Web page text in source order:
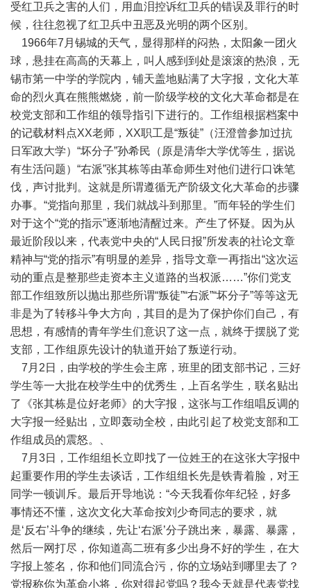
受红卫兵之害的人们，用血泪控诉红卫兵的错误及罪行的时
候，往往忽视了红卫兵中丑恶及光明的两个区别。
1966年7月锡城的天气，显得那样的闷热，太阳象一团火
球，悬挂在高高的天幕上，叫人感到到处是滚滚的热浪，无
锡市第一中学的学院内，铺天盖地贴满了大字报，文化大革
命的烈火真在熊熊燃烧，前一阶级学校的文化大革命都是在
校党支部和工作组的领导指引下进行的。工作组根据档案中
的记载材料点XX老师，XX职工是“叛徒”（汪澄曾参加过抗
日军政大学）“坏分子”孙希民（原是清华大学优等生，据说
有生活问题）“右派”张其栋等由革命师生对他们进行口诛笔
伐，声讨批判。这就是所谓遵循无产阶级文化大革命的步骤
办事。“党指向那里，我们就战斗到那里。”而年轻的学生们
对于这个“党的指示”逐渐地清醒过来。产生了怀疑。因为从
最近阶段以来，代表党中央的“人民日报”所发表的社论文章
精神与“党的指示”有明显的差异，指导文章一再指出“这次运
动的重点是整那些走资本主义道路的当权派……”你们党支
部工作组致所以抛出那些所谓“叛徒”“右派”“坏分子”等等这无
非是为了转移斗争大方向，其目的是为了保护你们自己，有
思想，有感情的青年学生们意识了这一点，就终于摆脱了党
支部，工作组原先设计的轨道开始了叛逆行动。
7月2日，由学校的学生会主席，班里的团支部书记，三好
学生等一大批在校学生中的优秀生，上百名学生，联名贴出
了《张其栋是位好老师》的大字报，这张与工作组唱反调的
大字报一经贴出，立即轰动全校，由此引起了校党支部和工
作组成员的震怒。、
7月3日，工作组组长立即找了一位姓王的在这张大字报中
起重要作用的学生去谈话，工作组组长先是铁青着脸，对王
同学一顿训斥。最后开导地说：“今天我看你年纪轻，好多
事情还不懂，这次文化大革命按刘少奇同志的要求，就
是‘反右’斗争的继续，先让‘右派’分子跳出来，暴露、暴露，
然后一网打尽，你知道高二班有多少出身不好的学生，在大
字报上签名，你和他们同流合污，你的立场站到哪里去了？
党报称你为革命小将，你对得起党吗？我今天就是代表党找